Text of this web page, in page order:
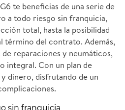
te beneficias de una serie de
a todo riesgo sin franquicia,
total, hasta la posibilidad
término del contrato. Además,
reparaciones y neumáticos,
integral. Con un plan de
dinero, disfrutando de un
sin franquicia